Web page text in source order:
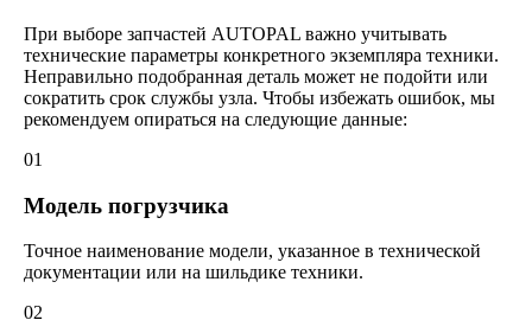
При выборе запчастей AUTOPAL важно учитывать
технические параметры конкретного экземпляра техники.
Неправильно подобранная деталь может не подойти или
сократить срок службы узла. Чтобы избежать ошибок, мы
рекомендуем опираться на следующие данные:
01
Модель погрузчика
Точное наименование модели, указанное в технической
документации или на шильдике техники.
02